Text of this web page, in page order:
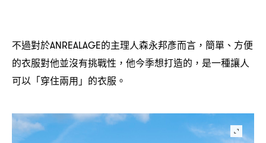
不過對於ANREALAGE的主理人森永邦彥而言 ， 簡單、方便
的衣服對他並沒有挑戰性 ， 他今季想打造的 ， 是一種讓人
可以「穿住兩用」的衣服。